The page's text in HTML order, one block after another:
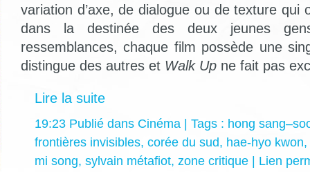
variation d’axe, de dialogue ou de texture qui
dans la destinée des deux jeunes
ressemblances, chaque film possède une
distingue des autres et Walk Up ne fait pas
Lire la suite
19:23 Publié dans Cinéma | Tags : hong
frontières invisibles, corée du sud, hae-hyo kwon,
mi song, sylvain métafiot, zone critique
Lien